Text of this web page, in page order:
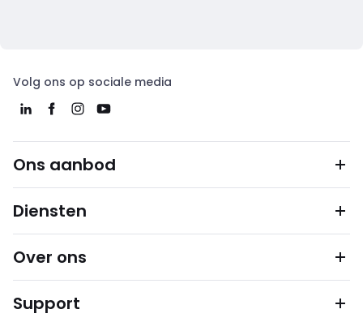
Volg ons op sociale media
Ons aanbod
Diensten
Over ons
Support